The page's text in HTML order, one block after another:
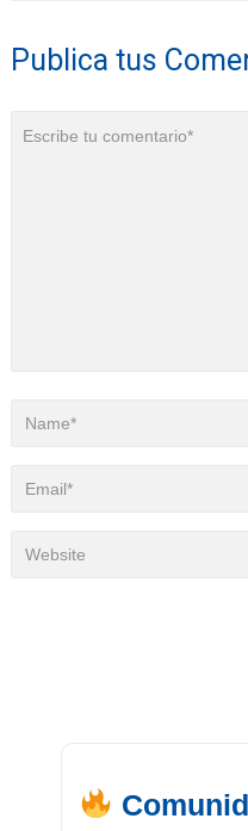
Publica tus